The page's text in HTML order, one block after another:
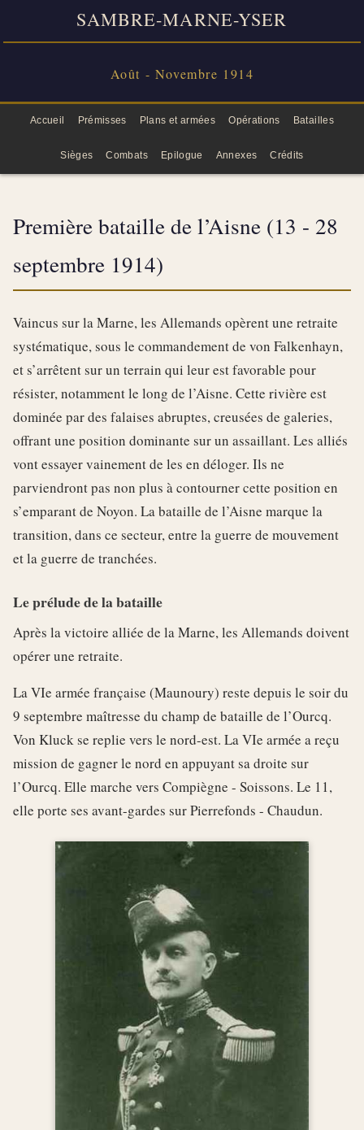
SAMBRE-MARNE-YSER
Août - Novembre 1914
Accueil Prémisses Plans et armées Opérations Batailles
Sièges Combats Epilogue Annexes Crédits
Première bataille de l’Aisne (13 - 28
septembre 1914)
Vaincus sur la Marne, les Allemands opèrent une retraite
systématique, sous le commandement de von Falkenhayn,
et s’arrêtent sur un terrain qui leur est favorable pour
résister, notamment le long de l’Aisne. Cette rivière est
dominée par des falaises abruptes, creusées de galeries,
offrant une position dominante sur un assaillant. Les alliés
vont essayer vainement de les en déloger. Ils ne
parviendront pas non plus à contourner cette position en
s’emparant de Noyon. La bataille de l’Aisne marque la
transition, dans ce secteur, entre la guerre de mouvement
et la guerre de tranchées.
Le prélude de la bataille
Après la victoire alliée de la Marne, les Allemands doivent
opérer une retraite.
La VIe armée française (Maunoury) reste depuis le soir du
9 septembre maîtresse du champ de bataille de l’Ourcq.
Von Kluck se replie vers le nord-est. La VIe armée a reçu
mission de gagner le nord en appuyant sa droite sur
l’Ourcq. Elle marche vers Compiègne - Soissons. Le 11,
elle porte ses avant-gardes sur Pierrefonds - Chaudun.